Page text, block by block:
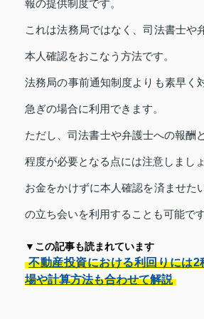
報の提供制度です。
これは法務局ではなく、司法書士や
本人確認をおこなう方法です。
法務局の事前通知制度よりも素早く
急ぎの場合に利用できます。
ただし、司法書士や弁護士への報酬
程度が必要となる点には注意しましょ
お金をかけずに本人確認を済ませた
の立ち会いを利用することも可能です
▼この記事も読まれています
不動産投資における利回りには2
場や計算方法も合わせて解説